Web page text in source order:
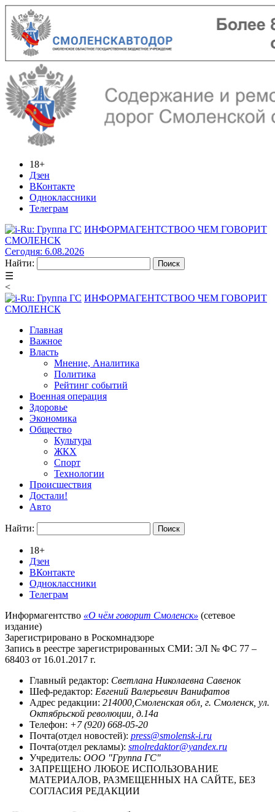
18+
Дзен
ВКонтакте
Одноклассники
Телеграм
ИНФОРМАГЕНТСТВОО ЧЕМ ГОВОРИТ
СМОЛЕНСК
Сегодня: 6.08.2026
Найти:
☰
<
ИНФОРМАГЕНТСТВОО ЧЕМ ГОВОРИТ
СМОЛЕНСК
Главная
Важное
Власть
Мнение, Аналитика
Политика
Рейтинг событий
Военная операция
Здоровье
Экономика
Общество
Культура
ЖКХ
Спорт
Технологии
Происшествия
Достали!
Авто
Найти:
18+
Дзен
ВКонтакте
Одноклассники
Телеграм
Информагентство «О чём говорит Смоленск» (сетевое
издание)
Зарегистрировано в Роскомнадзоре
Запись в реестре зарегистрированных СМИ: ЭЛ № ФС 77 –
68403 от 16.01.2017 г.
Главный редактор: Светлана Николаевна Савенок
Шеф-редактор: Евгений Валерьевич Ванифатов
Адрес редакции: 214000,Смоленская обл, г. Смоленск, ул.
Октябрьской революции, д.14а
Телефон: +7 (920) 668-05-20
Почта(отдел новостей): press@smolensk-i.ru
Почта(отдел рекламы): smolredaktor@yandex.ru
Учредитель: ООО "Группа ГС"
ЗАПРЕЩЕНО ЛЮБОЕ ИСПОЛЬЗОВАНИЕ
МАТЕРИАЛОВ, РАЗМЕЩЕННЫХ НА САЙТЕ, БЕЗ
СОГЛАСИЯ РЕДАКЦИИ